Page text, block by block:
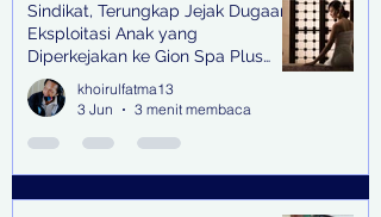
Sindikat, Terungkap Jejak Dugaan
Eksploitasi Anak yang
Diperkejakan ke Gion Spa Plus
and Pub Surabaya,
khoirulfatma13
3 Jun
3 menit membaca